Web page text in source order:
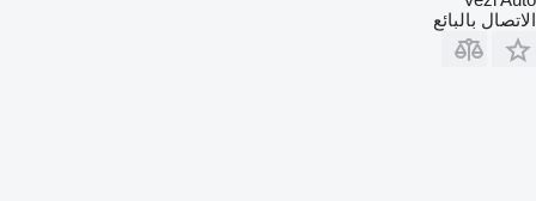
الاتصال بالبائع